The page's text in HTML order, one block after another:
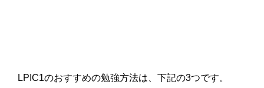
LPIC1のおすすめの勉強方法は、下記の3つです。